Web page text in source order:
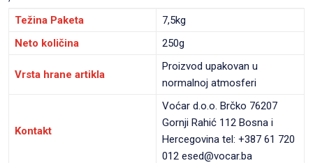
Težina Paketa
7,5kg
Neto količina
250g
Vrsta hrane artikla
Proizvod upakovan u
normalnoj atmosferi
Kontakt
Voćar d.o.o. Brčko 76207
Gornji Rahić 112 Bosna i
Hercegovina tel: +387 61 720
012 esed@vocar.ba